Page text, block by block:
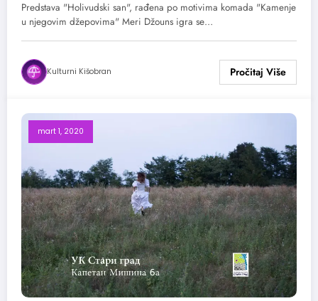
Predstava "Holivudski san", rađena po motivima komada "Kamenje
u njegovim džepovima" Meri Džouns igra se…
Kulturni Kišobran
mart 1, 2020